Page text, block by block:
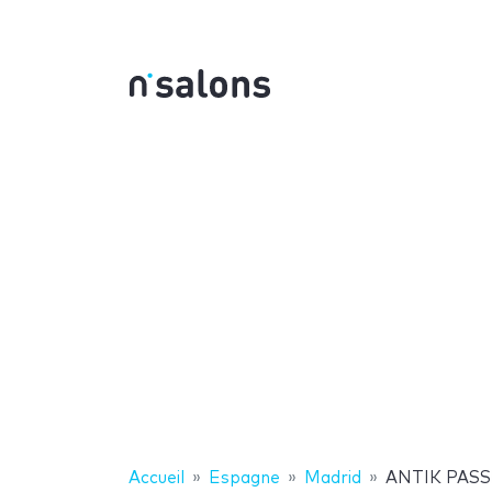
Accueil Espagne Madrid ANTIK